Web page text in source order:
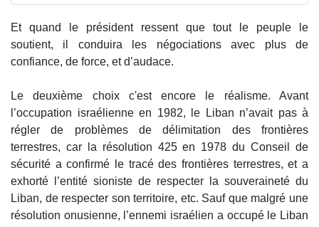
Et quand le président ressent que tout le peuple le
soutient, il conduira les négociations avec plus de
confiance, de force, et d’audace.
Le deuxième choix c'est encore le réalisme. Avant
l’occupation israélienne en 1982, le Liban n’avait pas à
régler de problèmes de délimitation des frontières
terrestres, car la résolution 425 en 1978 du Conseil de
sécurité a confirmé le tracé des frontières terrestres, et a
exhorté l’entité sioniste de respecter la souveraineté du
Liban, de respecter son territoire, etc. Sauf que malgré une
résolution onusienne, l’ennemi israélien a occupé le Liban